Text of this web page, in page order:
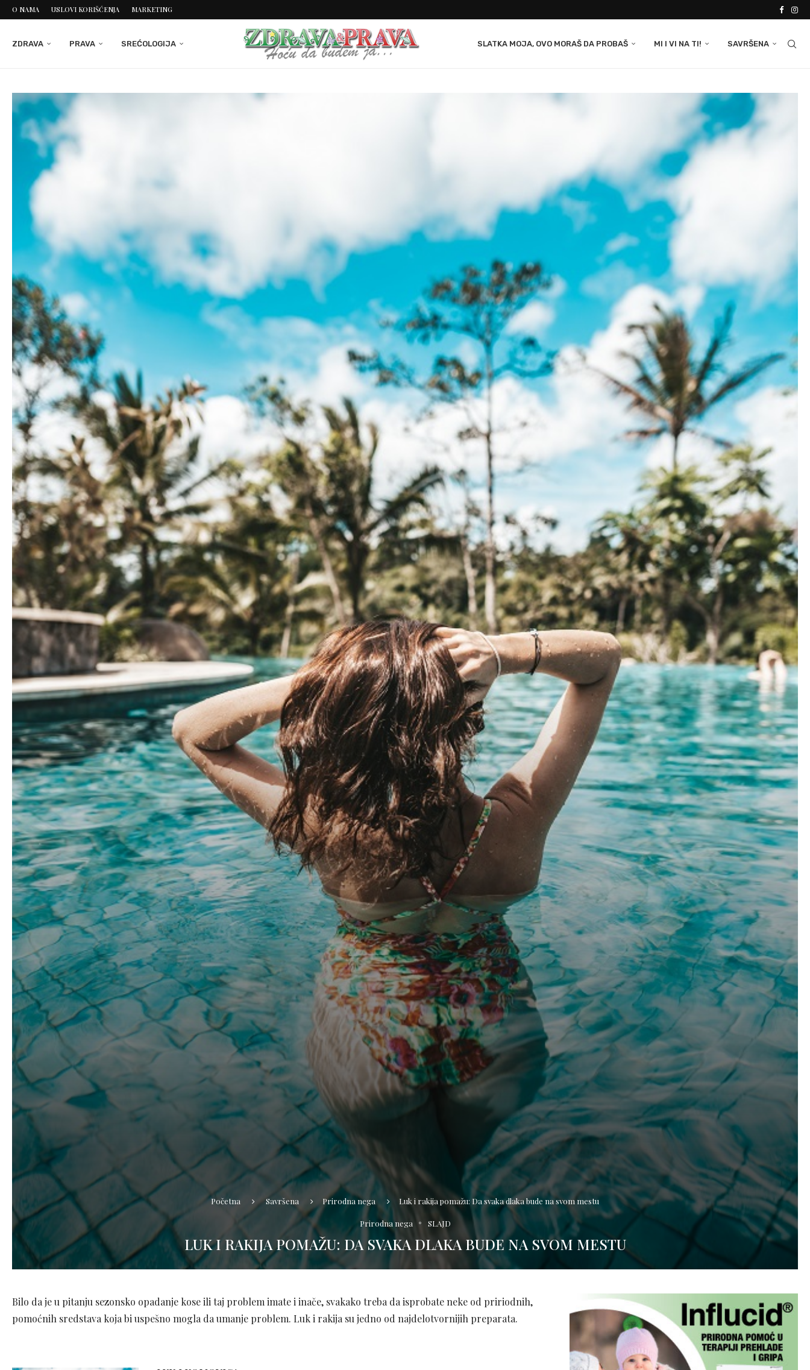
O NAMA USLOVI KORIŠĆENJA MARKETING
ZDRAVA PRAVA SREĆOLOGIJA SLATKA MOJA, OVO MORAŠ DA PROBAŠ MI I VI NA TI! SAVRŠENA
Početna Savršena Prirodna nega Luk i rakija pomažu: Da svaka dlaka bude na svom mestu
Prirodna nega SLAJD
LUK I RAKIJA POMAŽU: DA SVAKA DLAKA BUDE NA SVOM MESTU
Bilo da je u pitanju sezonsko opadanje kose ili taj problem imate i inače, svakako treba da isprobate neke od pririodnih,
pomoćnih sredstava koja bi uspešno mogla da umanje problem. Luk i rakija su jedno od najdelotvornijih preparata.